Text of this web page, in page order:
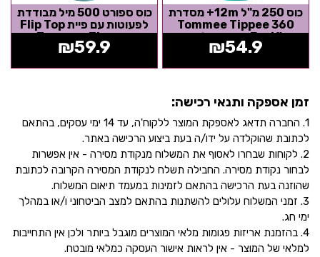
כוס 250 מ"ל 12m+ מסדרת
360 Tommee Tippee
Easiflow חסינת דליפות -
ירוק מנטה עם...
₪54.9
כוס ספורט 500 מיל מבודדת
לפעוטות עם פיית Flip Top
מבית Tommee Tippee צבע
ירוק₪59.9
זמן אספקה ותנאי רכישה:
1. החברה תדאג לאספקת המוצר ללקוח'ה, עד 14 ימי עסקים, בהתאם
לכתובת שהוקלדה על ידו/ה בעת ביצוע הרכישה באתר.
2. לקוחות שבחרו לאסוף את המשלוח מנקודת מסירה - אין אפשרות
לבחור נקודת מסירה. החבילה תשלח לנקודת המסירה הקרובה לכתובת
שהוזנה בעת הרכישה בהתאם לזמינות במעמד תיאום המשלוח.
3. זמני המשלוח עלולים להשתנות בהתאם למצב הביטחוני ו/או במהלך
ימי חג.
4. בהזמנת אריזות פגומות מלאי המוצרים מוגבל ביותר ולכן אין התחייבות
למלאי של המוצר - אין לראות אישור העסקה כמלאי מובטח.